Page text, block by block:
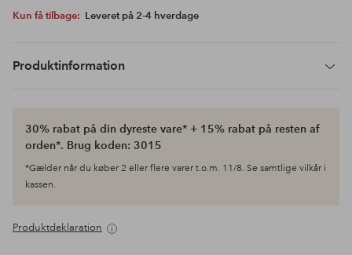
Kun få tilbage: Leveret på 2-4 hverdage
Produktinformation
30% rabat på din dyreste vare* + 15% rabat på resten af
orden*. Brug koden: 3015
*Gælder når du køber 2 eller flere varer t.o.m. 11/8. Se samtlige vilkår i
kassen.
Produktdeklaration